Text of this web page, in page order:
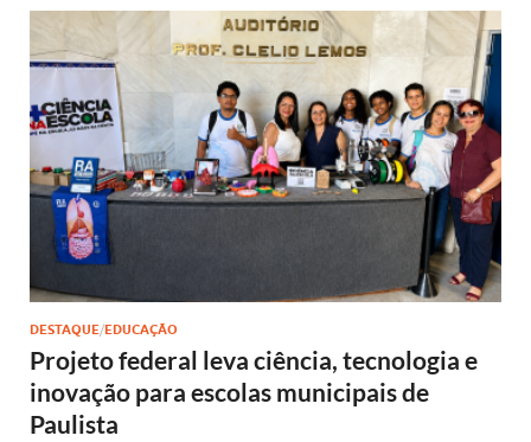
DESTAQUE/EDUCAÇÃO
Projeto federal leva ciência, tecnologia e
inovação para escolas municipais de
Paulista